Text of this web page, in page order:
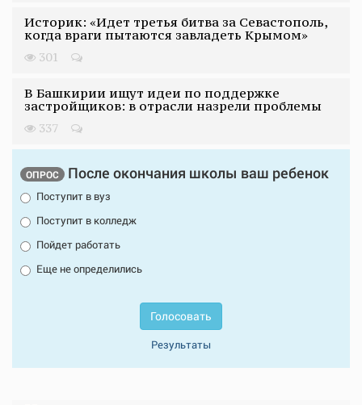
Историк: «Идет третья битва за Севастополь,
когда враги пытаются завладеть Крымом»
301
В Башкирии ищут идеи по поддержке
застройщиков: в отрасли назрели проблемы
337
ОПРОС После окончания школы ваш ребенок
Поступит в вуз
Поступит в колледж
Пойдет работать
Еще не определились
Голосовать
Результаты